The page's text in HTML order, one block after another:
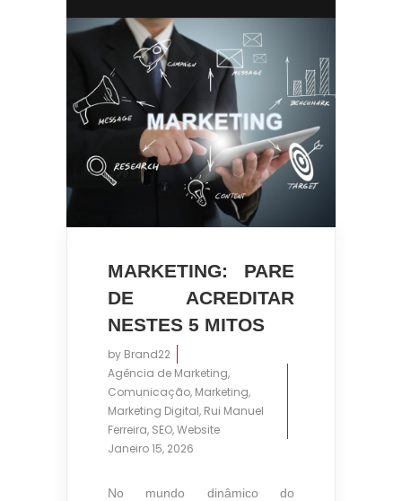
MARKETING: PARE
DE ACREDITAR
NESTES 5 MITOS
by Brand22
Agência de Marketing,
Comunicação, Marketing,
Marketing Digital, Rui Manuel
Ferreira, SEO,Website
Janeiro 15, 2026
No mundo dinâmico do